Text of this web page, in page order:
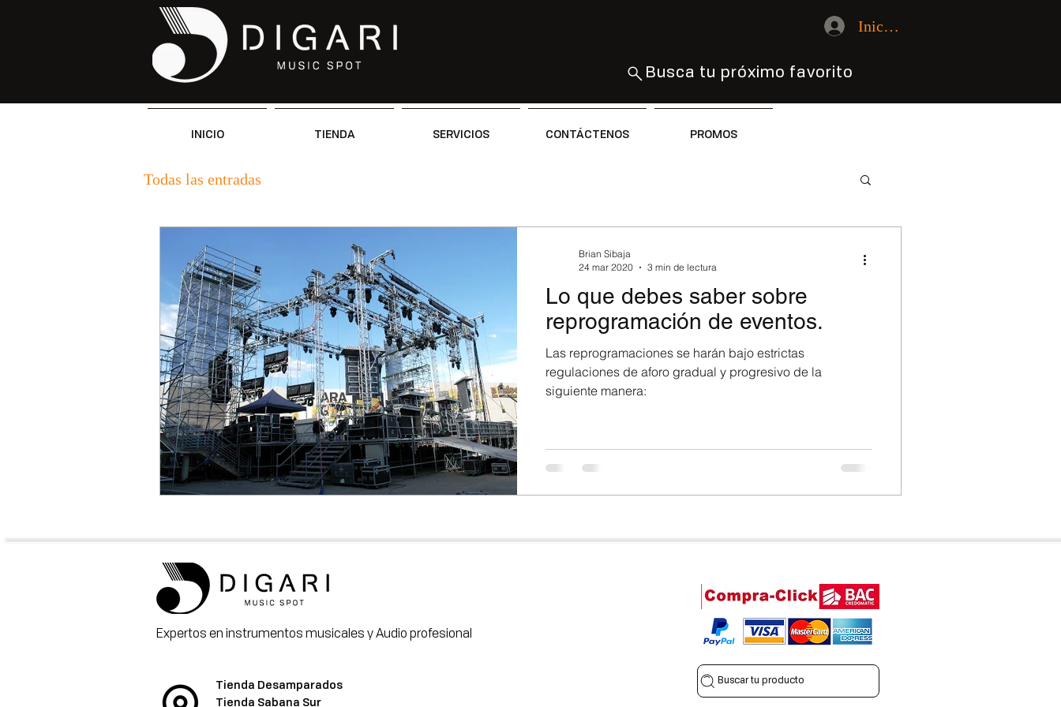
Iniciar sesión
Busca tu próximo favorito
INICIO TIENDA SERVICIOS CONTÁCTENOS PROMOS
Todas las entradas
Lo que debes saber sobre
reprogramación de eventos.
Las reprogramaciones se harán bajo estrictas
regulaciones de aforo gradual y progresivo de la
siguiente manera:
Brian Sibaja
24 mar 2020
3 min de lectura
Expertos en instrumentos musicales y Audio profesional
Tienda Desamparados
Tienda Sabana Sur
Buscar tu producto